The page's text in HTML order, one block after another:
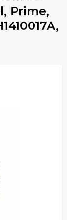
Prime,